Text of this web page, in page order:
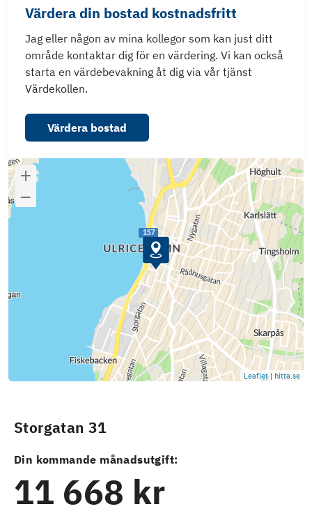
Värdera din bostad kostnadsfritt
Jag eller någon av mina kollegor som kan just ditt
område kontaktar dig för en värdering. Vi kan också
starta en värdebevakning åt dig via vår tjänst
Värdekollen.
Värdera bostad
Leaflet | hitta.se
Storgatan 31
Din kommande månadsutgift:
11 668 kr